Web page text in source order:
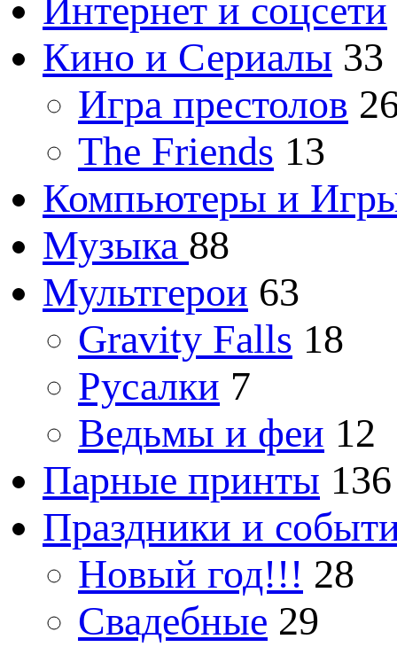
Интернет и соцсети
Кино и Сериалы 33
Игра престолов
The Friends 13
Компьютеры и
Музыка 88
Мультгерои 63
Gravity Falls 18
Русалки 7
Ведьмы и феи 12
Парные принты 136
Праздники и
Новый год!!! 28
Свадебные 29